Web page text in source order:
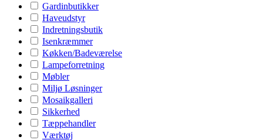
Gardinbutikker
Haveudstyr
Indretningsbutik
Isenkræmmer
Køkken/Badeværelse
Lampeforretning
Møbler
Miljø Løsninger
Mosaikgalleri
Sikkerhed
Tæppehandler
Værktøj